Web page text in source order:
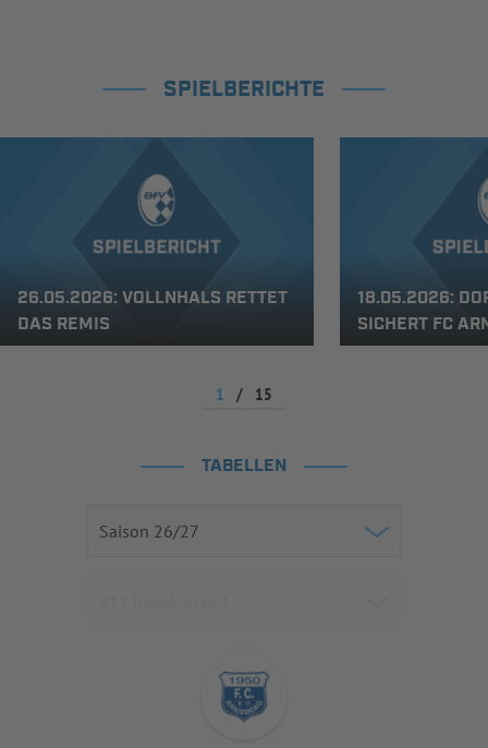
SPIELBERICHTE
26.05.2026: VOLLNHALS RETTET
DAS REMIS
18.05.2026:
SICHERT FC
1 / 15
TABELLEN